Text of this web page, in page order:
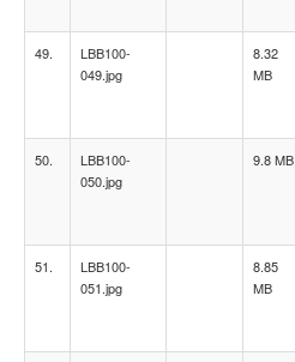
49.
LBB100-
049.jpg
8.32
MB
50.
LBB100-
050.jpg
9.8 MB
51.
LBB100-
051.jpg
8.85
MB